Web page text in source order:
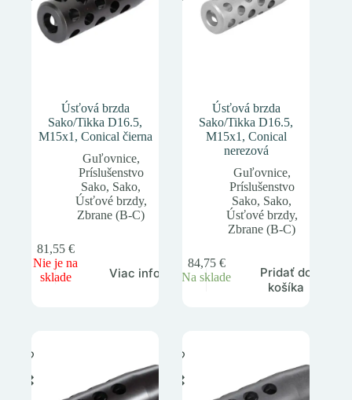
Úsťová brzda
Sako/Tikka D16.5,
M15x1, Conical čierna
Guľovnice,
Príslušenstvo
Sako, Sako,
Úsťové brzdy,
Zbrane (B-C)
81,55 €
Nie je na
sklade
Viac info
Úsťová brzda
Sako/Tikka D16.5,
M15x1, Conical
nerezová
Guľovnice,
Príslušenstvo
Sako, Sako,
Úsťové brzdy,
Zbrane (B-C)
84,75 €
Na sklade
Pridať do
košíka